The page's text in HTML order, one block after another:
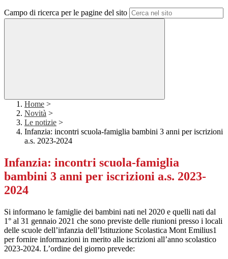
Campo di ricerca per le pagine del sito
Home >
Novità >
Le notizie >
Infanzia: incontri scuola-famiglia bambini 3 anni per iscrizioni
a.s. 2023-2024
Infanzia: incontri scuola-famiglia
bambini 3 anni per iscrizioni a.s. 2023-
2024
Si informano le famiglie dei bambini nati nel 2020 e quelli nati dal
1° al 31 gennaio 2021 che sono previste delle riunioni presso i locali
delle scuole dell’infanzia dell’Istituzione Scolastica Mont Emilius1
per fornire informazioni in merito alle iscrizioni all’anno scolastico
2023-2024. L’ordine del giorno prevede: